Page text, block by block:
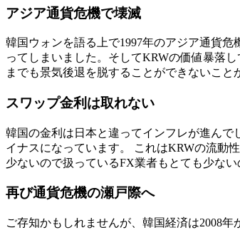
アジア通貨危機で壊滅
韓国ウォンを語る上で1997年のアジア通貨
ってしまいました。そしてKRWの価値暴落
までも景気後退を脱することができないこと
スワップ金利は取れない
韓国の金利は日本と違ってインフレが進ん
イナスになっています。 これはKRWの流動
少ないので扱っているFX業者もとても少ない
再び通貨危機の瀬戸際へ
ご存知かもしれませんが、韓国経済は2008